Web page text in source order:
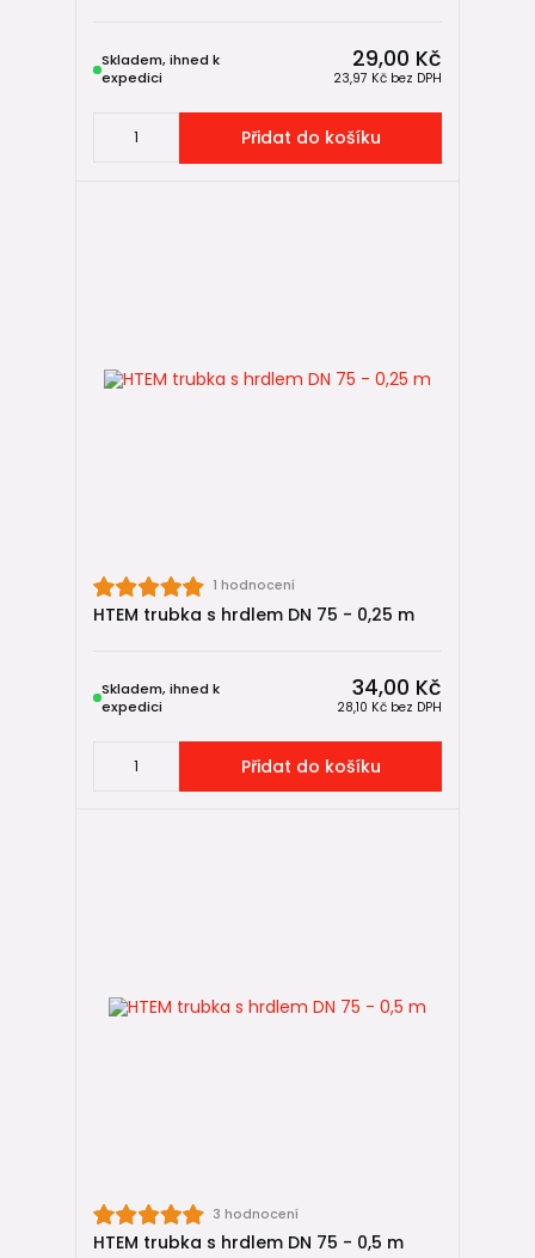
29,00 Kč
23,97 Kč bez DPH
Skladem, ihned k
expedici
Přidat do košíku
1 hodnocení
HTEM trubka s hrdlem DN 75 - 0,25 m
34,00 Kč
28,10 Kč bez DPH
Skladem, ihned k
expedici
Přidat do košíku
3 hodnocení
HTEM trubka s hrdlem DN 75 - 0,5 m